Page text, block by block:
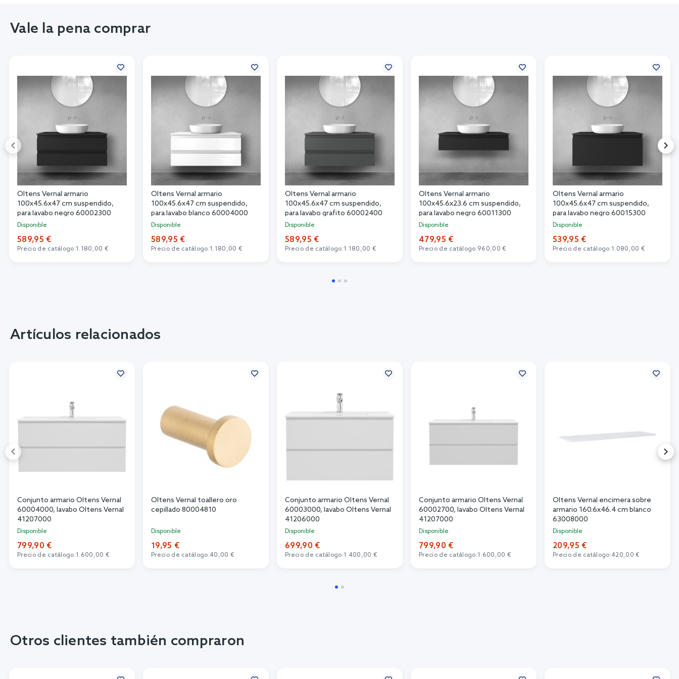
Vale la pena comprar
Oltens Vernal armario
100x45.6x47 cm suspendido,
para lavabo negro 60002300
Disponible
589,95 €
Precio de catálogo:1.180,00 €
Oltens Vernal armario
100x45.6x47 cm suspendido,
para lavabo blanco 60004000
Disponible
589,95 €
Precio de catálogo:1.180,00 €
Oltens Vernal armario
100x45.6x47 cm suspendido,
para lavabo grafito 60002400
Disponible
589,95 €
Precio de catálogo:1.180,00 €
Oltens Vernal armario
100x45.6x23.6 cm suspendido,
para lavabo negro 60011300
Disponible
479,95 €
Precio de catálogo:960,00 €
Oltens Vernal armario
100x45.6x47 cm suspendido,
para lavabo negro 60015300
Disponible
539,95 €
Precio de catálogo:1.080,00 €
Artículos relacionados
Conjunto armario Oltens Vernal
60004000, lavabo Oltens Vernal
41207000
Disponible
799,90 €
Precio de catálogo:1.600,00 €
Oltens Vernal toallero oro
cepillado 80004810
Disponible
19,95 €
Precio de catálogo:40,00 €
Conjunto armario Oltens Vernal
60003000, lavabo Oltens Vernal
41206000
Disponible
699,90 €
Precio de catálogo:1.400,00 €
Conjunto armario Oltens Vernal
60002700, lavabo Oltens Vernal
41207000
Disponible
799,90 €
Precio de catálogo:1.600,00 €
Oltens Vernal encimera sobre
armario 160.6x46.4 cm blanco
63008000
Disponible
209,95 €
Precio de catálogo:420,00 €
Otros clientes también compraron